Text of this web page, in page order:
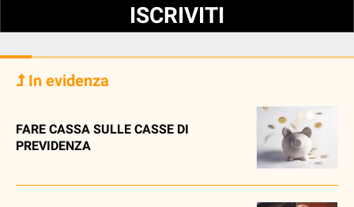
ISCRIVITI
In evidenza
FARE CASSA SULLE CASSE DI
PREVIDENZA